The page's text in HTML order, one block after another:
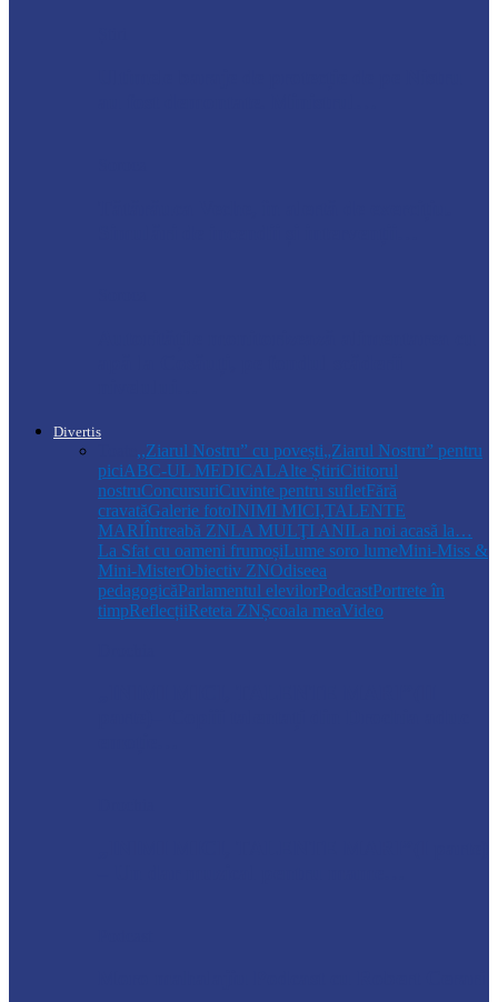
Divertis
,,Ziarul Nostru” cu povești„Ziarul Nostru” pentru
piciABC-UL MEDICALAlte ȘtiriCititorul
nostruConcursuriCuvinte pentru sufletFără
cravatăGalerie fotoINIMI MICI,TALENTE
MARIÎntreabă ZNLA MULŢI ANILa noi acasă la…
La Sfat cu oameni frumoșiLume soro lumeMini-Miss &
Mini-MisterObiectiv ZNOdiseea
pedagogicăParlamentul elevilorPodcastPortrete în
timpReflecțiiReteta ZNȘcoala meaVideo